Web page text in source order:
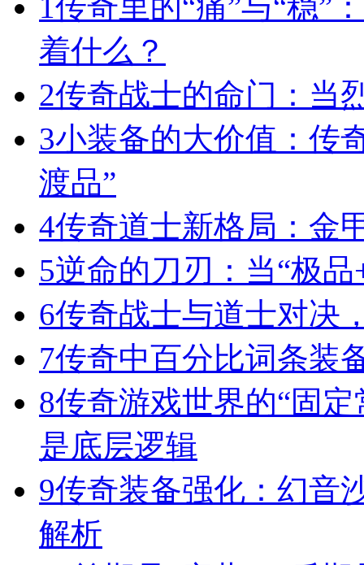
1传奇里的“痛”与“稳”
着什么？
2传奇战士的命门：当
3小装备的大价值：传
渡品”
4传奇道士新格局：金
5逆命的刀刃：当“极
6传奇战士与道士对决
7传奇中百分比词条装
8传奇游戏世界的“固
是底层逻辑
9传奇装备强化：幻音
解析